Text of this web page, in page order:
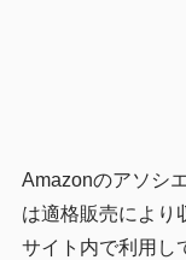
Amazonのアソシ
は適格販売により
サイト内で利用し